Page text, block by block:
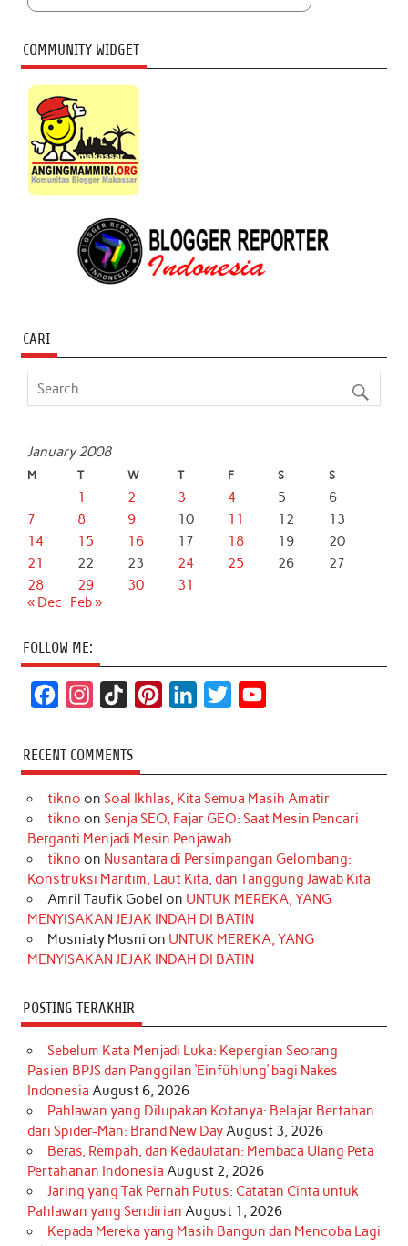
COMMUNITY WIDGET
CARI
January 2008
M T W T F S S
1 2 3 4 5
6
7
8 9 10 11 12
13
14
15 16 17 18 19
20
21
22 23 24 25 26
27
28
29 30
31
« Dec
Feb »
FOLLOW ME:
c
e
b
o
k
s
t
a
r
a
m
k
T
o
k
t
e
r
e
s
t
k
e
d
I
n
t
t
r
T
u
e
RECENT COMMENTS
tikno on Soal Ikhlas, Kita Semua Masih Amatir
tikno on Senja SEO, Fajar GEO: Saat Mesin Pencari
Berganti Menjadi Mesin Penjawab
tikno on Nusantara di Persimpangan Gelombang:
Konstruksi Maritim, Laut Kita, dan Tanggung Jawab Kita
Amril Taufik Gobel on UNTUK MEREKA, YANG
MENYISAKAN JEJAK INDAH DI BATIN
Musniaty Musni on UNTUK MEREKA, YANG
MENYISAKAN JEJAK INDAH DI BATIN
POSTING TERAKHIR
Sebelum Kata Menjadi Luka: Kepergian Seorang
Pasien BPJS dan Panggilan ‘Einfühlung’ bagi Nakes
Indonesia August 6, 2026
Pahlawan yang Dilupakan Kotanya: Belajar Bertahan
dari Spider-Man: Brand New DayAugust 3, 2026
Beras, Rempah, dan Kedaulatan: Membaca Ulang Peta
Pertahanan Indonesia August 2, 2026
Jaring yang Tak Pernah Putus: Catatan Cinta untuk
Pahlawan yang Sendirian August 1, 2026
Kepada Mereka yang Masih Bangun dan Mencoba Lagi